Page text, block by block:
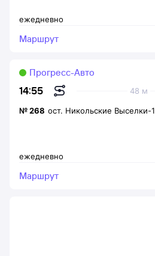
ежедневно
Маршрут
14:55 48 м
Прогресс-Авто
ежедневно
№268 ост. Никольские Выселки-1
Маршрут